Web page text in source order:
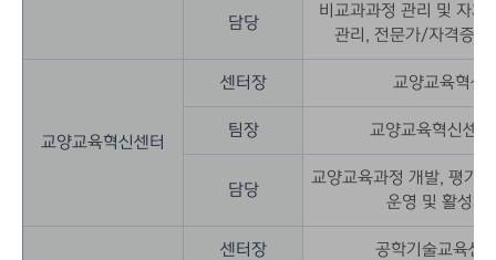
담당
비교과과정 관리 및 자
관리, 전문가/자격증과
교양교육혁신센터
센터장 교양교육혁신
팀장 교양교육혁신센
담당
교양교육과정 개발, 평가
운영 및 활성화
센터장 공학기술교육센